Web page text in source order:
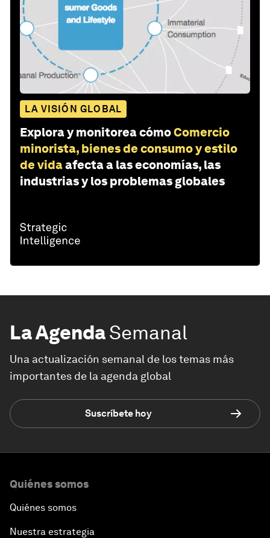
LA VISIÓN GLOBAL
Explora y monitorea cómoComercio
minorista, bienes de consumo y estilo
de vidaafecta a las economías, las
industrias y los problemas globales
La AgendaSemanal
Una actualización semanal de los temas más
importantes de la agenda global
Suscríbete hoy
Quiénes somos
Quiénes somos
Nuestra estrategia